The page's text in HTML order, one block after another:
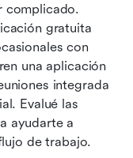
complicado.
gratuita
con
una aplicación
integrada
Evalué las
ayudarte a
de trabajo.